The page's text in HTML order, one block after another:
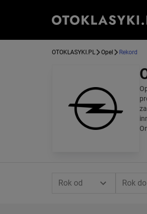
OTOKLASYKI.PL Opel Rekord
Rok od Rok do